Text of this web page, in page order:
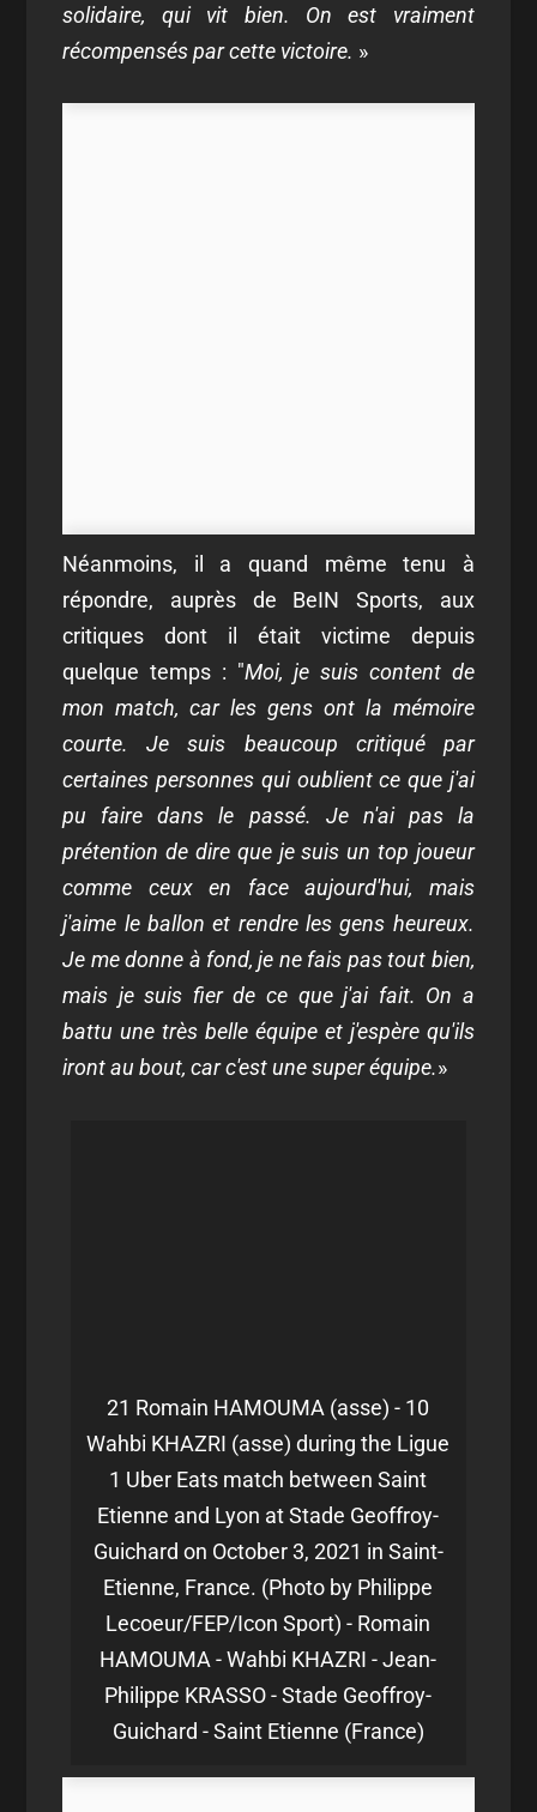
solidaire, qui vit bien. On est vraiment
récompensés par cette victoire. »
Néanmoins, il a quand même tenu à
répondre, auprès de BeIN Sports, aux
critiques dont il était victime depuis
quelque temps : "Moi, je suis content de
mon match, car les gens ont la mémoire
courte. Je suis beaucoup critiqué par
certaines personnes qui oublient ce que j'ai
pu faire dans le passé. Je n'ai pas la
prétention de dire que je suis un top joueur
comme ceux en face aujourd'hui, mais
j'aime le ballon et rendre les gens heureux.
Je me donne à fond, je ne fais pas tout bien,
mais je suis fier de ce que j'ai fait. On a
battu une très belle équipe et j'espère qu'ils
iront au bout, car c'est une super équipe.»
21 Romain HAMOUMA (asse) - 10
Wahbi KHAZRI (asse) during the Ligue
1 Uber Eats match between Saint
Etienne and Lyon at Stade Geoffroy-
Guichard on October 3, 2021 in Saint-
Etienne, France. (Photo by Philippe
Lecoeur/FEP/Icon Sport) - Romain
HAMOUMA - Wahbi KHAZRI - Jean-
Philippe KRASSO - Stade Geoffroy-
Guichard - Saint Etienne (France)